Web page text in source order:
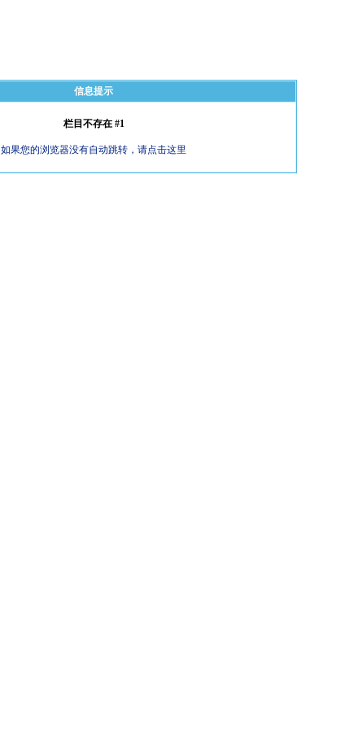
信息提示
栏目不存在 #1
如果您的浏览器没有自动跳转，请点击这里